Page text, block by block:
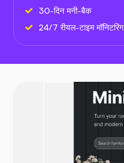
30-दिन मनी-बैक
24/7 रीयल-टाइम मॉनिटरिंग